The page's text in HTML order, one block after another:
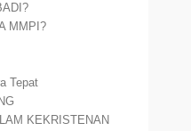
MMPI?
Tepat
KEKRISTENAN